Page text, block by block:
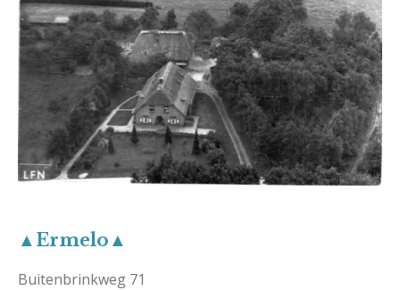
▲Ermelo▲
Buitenbrinkweg 71